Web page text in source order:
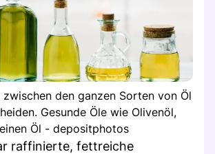
den ganzen Sorten von Öl
Gesunde Öle wie Olivenöl,
Öl - depositphotos
raffinierte, fettreiche